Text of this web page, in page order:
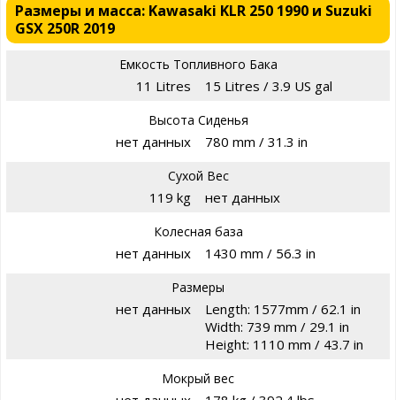
Размеры и масса: Kawasaki KLR 250 1990 и Suzuki
GSX 250R 2019
Емкость Топливного Бака
11 Litres 15 Litres / 3.9 US gal
Высота Сиденья
нет данных 780 mm / 31.3 in
Сухой Вес
119 kg нет данных
Колесная база
нет данных 1430 mm / 56.3 in
Размеры
нет данных
Length: 1577mm / 62.1 in
Width: 739 mm / 29.1 in
Height: 1110 mm / 43.7 in
Мокрый вес